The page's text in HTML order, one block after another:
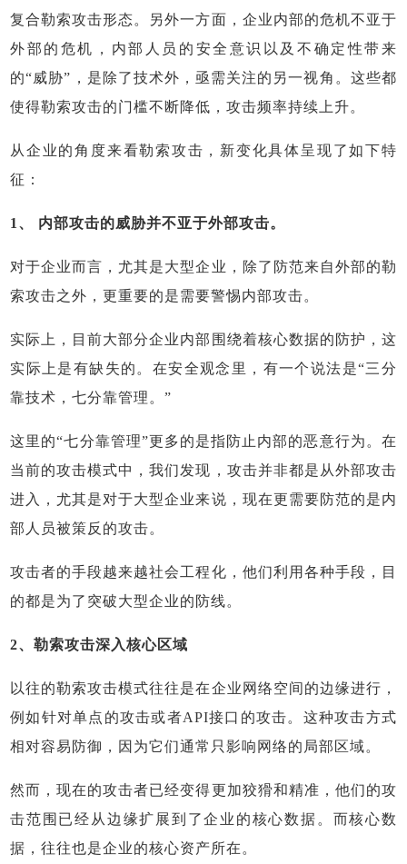
复合勒索攻击形态。另外一方面，企业内部的危机不亚于
外部的危机，内部人员的安全意识以及不确定性带来
的“威胁”，是除了技术外，亟需关注的另一视角。这些都
使得勒索攻击的门槛不断降低，攻击频率持续上升。
从企业的角度来看勒索攻击，新变化具体呈现了如下特
征：
1、 内部攻击的威胁并不亚于外部攻击。
对于企业而言，尤其是大型企业，除了防范来自外部的勒
索攻击之外，更重要的是需要警惕内部攻击。
实际上，目前大部分企业内部围绕着核心数据的防护，这
实际上是有缺失的。在安全观念里，有一个说法是“三分
靠技术，七分靠管理。”
这里的“七分靠管理”更多的是指防止内部的恶意行为。在
当前的攻击模式中，我们发现，攻击并非都是从外部攻击
进入，尤其是对于大型企业来说，现在更需要防范的是内
部人员被策反的攻击。
攻击者的手段越来越社会工程化，他们利用各种手段，目
的都是为了突破大型企业的防线。
2、勒索攻击深入核心区域
以往的勒索攻击模式往往是在企业网络空间的边缘进行，
例如针对单点的攻击或者API接口的攻击。这种攻击方式
相对容易防御，因为它们通常只影响网络的局部区域。
然而，现在的攻击者已经变得更加狡猾和精准，他们的攻
击范围已经从边缘扩展到了企业的核心数据。而核心数
据，往往也是企业的核心资产所在。